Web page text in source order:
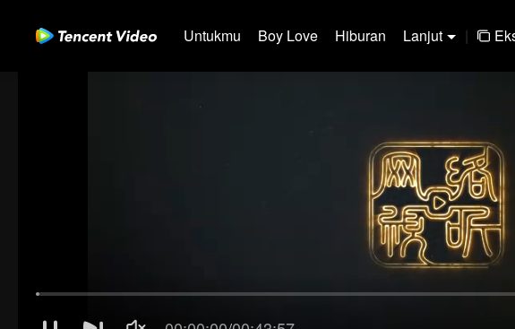
Untukmu Boy Love Hiburan Lanjut |